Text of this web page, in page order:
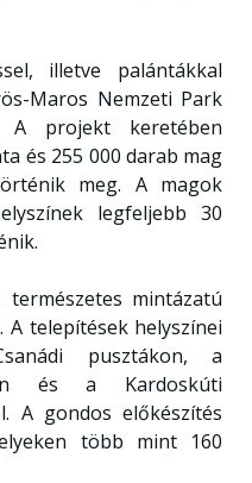
illetve palántákkal
Maros Nemzeti Park
A projekt keretében
és 255 000 darab mag
meg. A magok
legfeljebb 30
mintázatú
A telepítések helyszínei
pusztákon, a
és a Kardoskúti
A gondos előkészítés
több mint 160